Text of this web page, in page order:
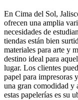
En Cima del Sol,
ofrecen una amplia
necesidades de
tiendas están bien
materiales para arte y
destino ideal para
lugar. Los clientes
papel para impresoras
una gran comodidad y
estas papelerías es su